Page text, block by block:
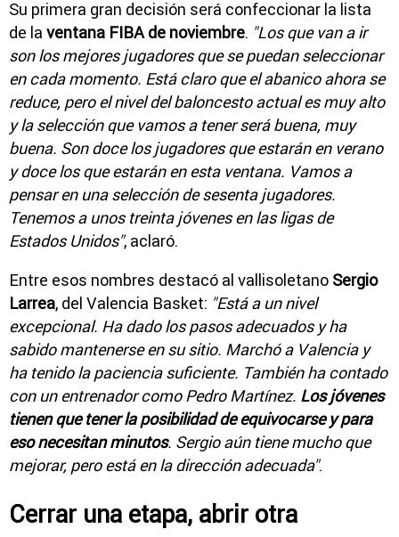
Su primera gran decisión será confeccionar la lista
de la ventana FIBA de noviembre. "Los que van a ir
son los mejores jugadores que se puedan seleccionar
en cada momento. Está claro que el abanico ahora se
reduce, pero el nivel del baloncesto actual es muy alto
y la selección que vamos a tener será buena, muy
buena. Son doce los jugadores que estarán en verano
y doce los que estarán en esta ventana. Vamos a
pensar en una selección de sesenta jugadores.
Tenemos a unos treinta jóvenes en las ligas de
Estados Unidos", aclaró.
Entre esos nombres destacó al vallisoletano Sergio
Larrea, del Valencia Basket: "Está a un nivel
excepcional. Ha dado los pasos adecuados y ha
sabido mantenerse en su sitio. Marchó a Valencia y
ha tenido la paciencia suficiente. También ha contado
con un entrenador como Pedro Martínez. Los jóvenes
tienen que tener la posibilidad de equivocarse y para
eso necesitan minutos. Sergio aún tiene mucho que
mejorar, pero está en la dirección adecuada".
Cerrar una etapa, abrir otra